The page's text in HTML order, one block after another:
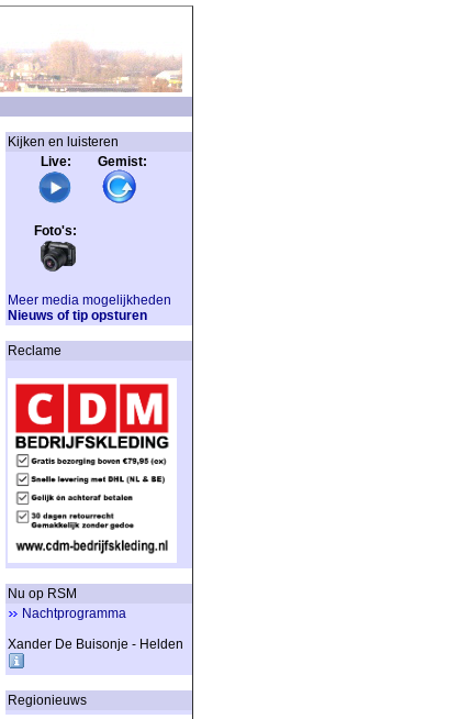
Kijken en luisteren
Live: Gemist:
Foto's:
Meer media mogelijkheden
Nieuws of tip opsturen
Reclame
Nu op RSM
Nachtprogramma
Xander De Buisonje - Helden
Regionieuws